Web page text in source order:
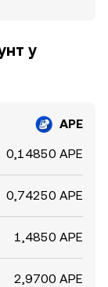
у
APE
0,14850 APE
0,74250 APE
1,4850 APE
2,9700 APE